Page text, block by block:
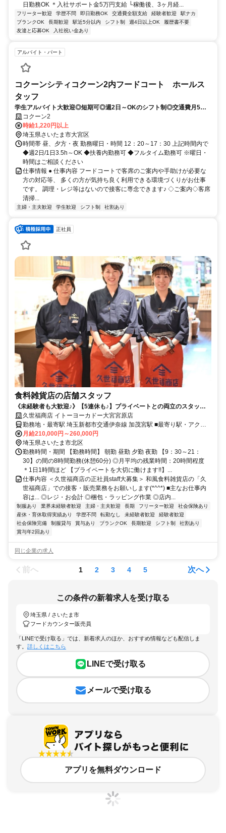
日勤務OK ＊入社サポート金5万円支給 └稼働後、3ヶ月経...
フリーター歓迎 学歴不問 即日勤務OK 交通費全額支給 経験者歓迎
駅ナカ
ブランクOK
長期歓迎 駅近5分以内 シフト制 週4日以上OK
履歴書不要
友達と応募OK
入社祝い金あり
アルバイト・パート
コクーンシティコクーン2内フードコート ホールス
タッフ
学生アルバイト大歓迎◎短期可◎週2日～OKのシフト制◎交通費月5万
円迄支給◎社員割引有◎
コクーン2
時給1,220円以上
埼玉県さいたま市大宮区
時間帯 昼、夕方・夜 勤務曜日・時間 12：20～17：30 上記時間内で
◆週2日/1日3.5h～OK ◆扶養内勤務可 ◆フルタイム勤務可 ※曜日・
時間はご相談ください
仕事情報 ● 仕事内容 フードコートで客席のご案内や手助けが必要な
方の対応等、 多くの方が気持ち良く利用できる環境づくりがお仕事
です。 調理・レジ等はないので接客に専念できます♪ ◇ご案内◇客席
清掃...
主婦・主夫歓迎 学生歓迎 シフト制 社割あり
正社員
食料雑貨店の店舗スタッフ
《未経験者も大歓迎♪》【5連休も♪】プライベートとの両立のスタッフ
多数活躍！〔I・Uターンも大歓迎〕
久世福商店 イトーヨーカドー大宮宮原店
勤務地・最寄駅 埼玉新都市交通伊奈線 加茂宮駅 ■最寄り駅・アクセ
ス：埼玉新都市交通伊奈線 加茂宮駅から徒歩12分
月給210,000円～260,000円
埼玉県さいたま市北区
勤務時間・期間 【勤務時間】 朝勤 昼勤 夕勤 夜勤 【9：30～21：
30】の間の8時間勤務(休憩60分) ◎月平均の残業時間：20時間程度
＊1日1時間ほど 【プライベートを大切に働けます!!】...
仕事内容 ＜久世福商店の正社員staff大募集＞ 和風食料雑貨店の「久
世福商店」での接客・販売業務をお願いします(*^^*) ■主なお仕事内
容は... ◎レジ・お会計 ◎梱包・ラッピング作業 ◎店内...
制服あり 業界未経験者歓迎 主婦・主夫歓迎 長期 フリーター歓迎
社会保険あり
産休・育休取得実績あり
学歴不問 転勤なし 未経験者歓迎
経験者歓迎
社会保険完備
制服貸与 賞与あり ブランクOK 長期歓迎 シフト制
社割あり
賞与年2回あり
同じ企業の求人
前へ 1 2 3 4 5 次へ
この条件の新着求人を受け取る
埼玉県 / さいたま市
フードカウンター販売員
「LINEで受け取る」では、新着求人のほか、おすすめ情報なども配信しま
す。 詳しくはこちら
LINEで受け取る
メールで受け取る
アプリを無料ダウンロード